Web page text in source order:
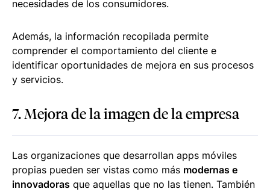
necesidades de los consumidores.
Además, la información recopilada permite
comprender el comportamiento del cliente e
identificar oportunidades de mejora en sus procesos
y servicios.
7. Mejora de la imagen de la empresa
Las organizaciones que desarrollan apps móviles
propias pueden ser vistas como más modernas e
innovadoras que aquellas que no las tienen. También